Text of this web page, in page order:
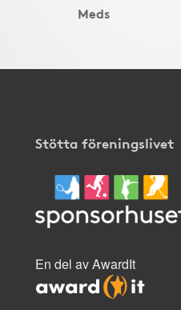
Meds
Stötta föreningslivet
En del av AwardIt